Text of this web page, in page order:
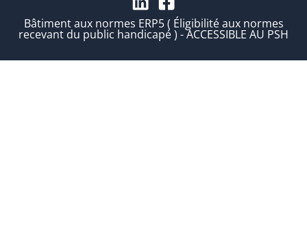
Bâtiment aux normes ERP5 ( Éligibilité aux normes
recevant du public handicapé ) - ACCESSIBLE AU PSH